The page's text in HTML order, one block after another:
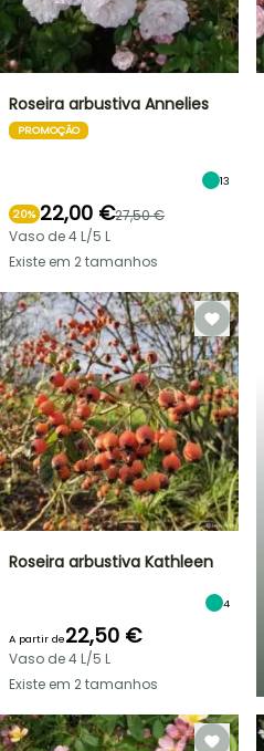
Roseira arbustiva Annelies
PROMOÇÃO
13
20% 22,00 €27,50 €
Vaso de 4 L/5 L
Existe em 2 tamanhos
Roseira arbustiva Kathleen
4
A partir de22,50 €
Vaso de 4 L/5 L
Existe em 2 tamanhos